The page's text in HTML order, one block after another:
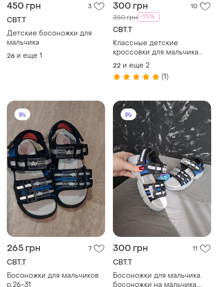
450 грн 3
СВТ.Т
Детские босоножки для
мальчика
26 и еще 1
300 грн 10
350 грн -15%
СВТ.Т
Классные детские
кроссовки для мальчика
свт.т
22 и еще 2
(1)
265 грн 7
СВТ.Т
Босоножки для мальчиков
р.26-31
300 грн 11
СВТ.Т
Босоножки для мальчика.
босоножки на мальчика.